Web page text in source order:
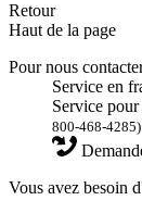
Retour
Haut de la page
Pour nous
Service en
Service
800-468-4285)
Vous avez besoin